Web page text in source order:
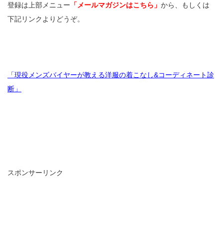
登録は上部メニュー 「メールマガジンはこちら」 から、もしくは
下記リンクよりどうぞ。
「現役メンズバイヤーが教える洋服の着こなし&コーディネート診
断」
スポンサーリンク